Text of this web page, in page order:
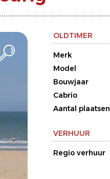
OLDTIMER
Merk
Model
Bouwjaar
Cabrio
Aantal plaatsen
VERHUUR
Regio verhuur